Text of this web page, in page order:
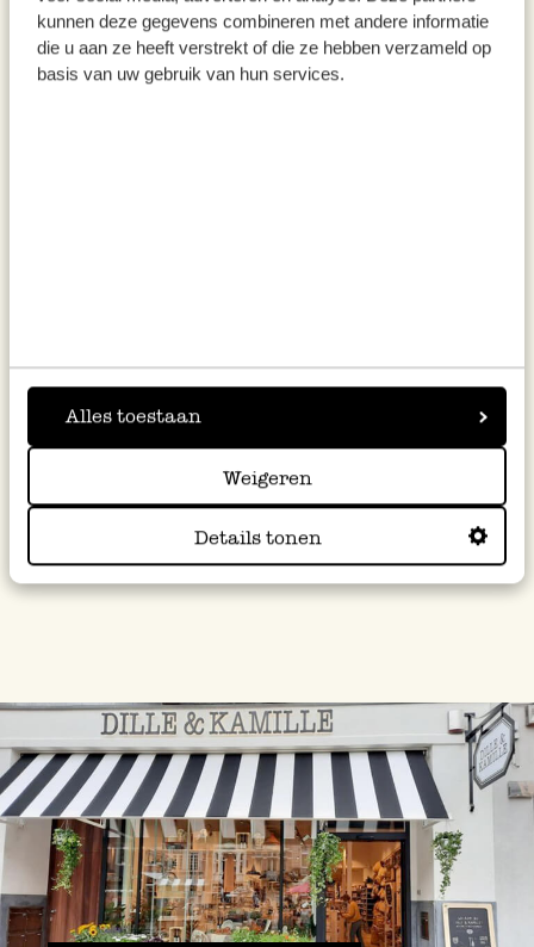
kunnen deze gegevens combineren met andere informatie
die u aan ze heeft verstrekt of die ze hebben verzameld op
basis van uw gebruik van hun services.
Alles toestaan
Weigeren
Details tonen
7,95
inkl. MwSt zzgl. Versandkosten
3,95
inkl. MwSt zzgl. Versandkosten
Schale für Crème brûlée,
Porzellan, 12,5 cm
inkl. MwSt zzgl. Versandkosten
Kuchenteller, Steingut, Kleine
inkl. MwSt zzgl. Versandkosten